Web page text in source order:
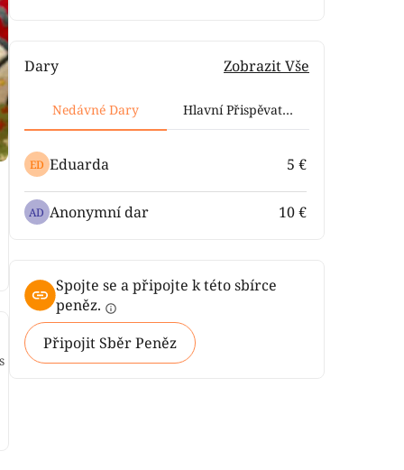
Dary Zobrazit Vše
Nedávné Dary Hlavní Přispěvatelé
ED Eduarda 5 €
AD Anonymní dar 10 €
Spojte se a připojte k této sbírce
peněz. info
Připojit Sběr Peněz